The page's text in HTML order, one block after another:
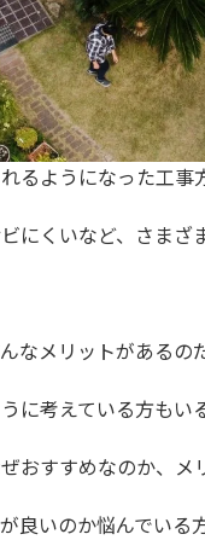
るようになった工事
にくいなど、さま
なメリットがあるの
に考えている方もい
すすめなのか、メ
いのか悩んでいる